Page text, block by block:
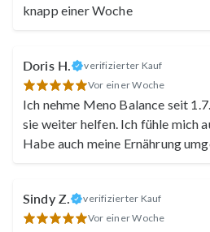
Katja
knapp einer Woche
Doris H.
verifizierter Kauf
Vor einer Woche
Ich nehme Meno Balance seit
sie weiter helfen. Ich fühle mich
Habe auch meine Ernährung
Sindy Z.
verifizierter Kauf
Vor einer Woche